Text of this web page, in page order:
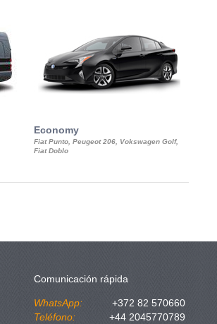
Economy
Fiat Punto, Peugeot 206, Vokswagen Golf,
Fiat Doblo
Comunicación rápida
WhatsApp:
+372 82 570660
Teléfono:
+44 2045770789